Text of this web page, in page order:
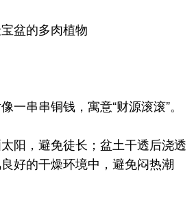
盆的多肉植物
串串铜钱，寓意“财源滚滚”。
，避免徒长；盆土干透后浇透
好的干燥环境中，避免闷热潮